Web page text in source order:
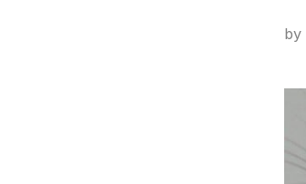
by